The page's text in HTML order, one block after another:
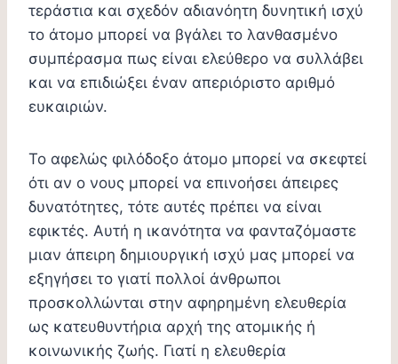
τεράστια και σχεδόν αδιανόητη δυνητική ισχύ
το άτομο μπορεί να βγάλει το λανθασμένο
συμπέρασμα πως είναι ελεύθερο να συλλάβει
και να επιδιώξει έναν απεριόριστο αριθμό
ευκαιριών.
Το αφελώς φιλόδοξο άτομο μπορεί να σκεφτεί
ότι αν ο νους μπορεί να επινοήσει άπειρες
δυνατότητες, τότε αυτές πρέπει να είναι
εφικτές. Αυτή η ικανότητα να φανταζόμαστε
μιαν άπειρη δημιουργική ισχύ μας μπορεί να
εξηγήσει το γιατί πολλοί άνθρωποι
προσκολλώνται στην αφηρημένη ελευθερία
ως κατευθυντήρια αρχή της ατομικής ή
κοινωνικής ζωής. Γιατί η ελευθερία